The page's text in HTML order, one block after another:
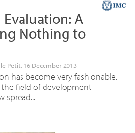
A
Nothing to
Petit, 16 December 2013
has become very fashionable.
field of development
spread...